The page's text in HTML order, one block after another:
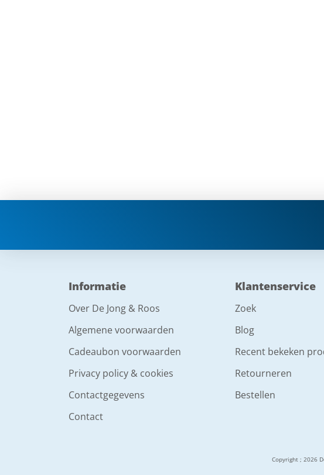
Informatie
Over De Jong & Roos
Algemene voorwaarden
Cadeaubon voorwaarden
Privacy policy & cookies
Contactgegevens
Contact
Klantenservice
Zoek
Blog
Recent bekeken
Retourneren
Bestellen
Copyright ; 2026